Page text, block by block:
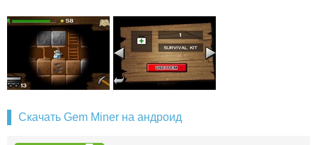
Скачать Gem Miner на андроид